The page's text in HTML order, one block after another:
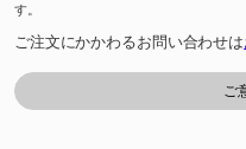
す。
ご注文にかかわるお問い合わせは